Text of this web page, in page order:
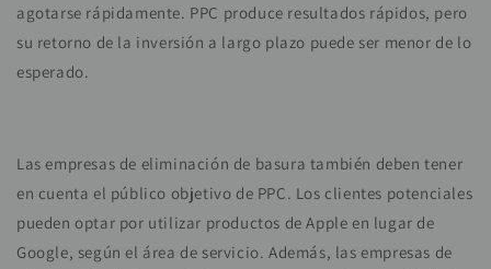
agotarse rápidamente. PPC produce resultados rápidos, pero
su retorno de la inversión a largo plazo puede ser menor de lo
esperado.
Las empresas de eliminación de basura también deben tener
en cuenta el público objetivo de PPC. Los clientes potenciales
pueden optar por utilizar productos de Apple en lugar de
Google, según el área de servicio. Además, las empresas de